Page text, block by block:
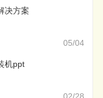
决方案
05/04
机ppt